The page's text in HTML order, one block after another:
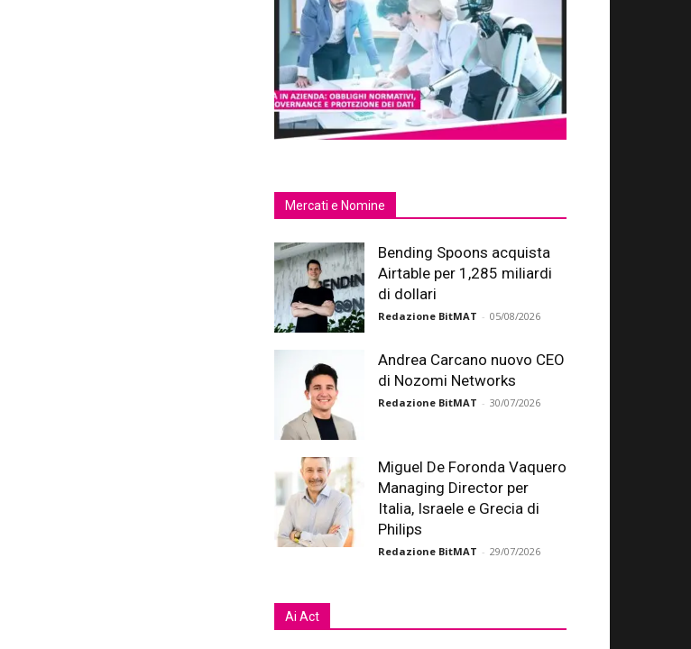
Mercati e Nomine
Bending Spoons acquista
Airtable per 1,285 miliardi
di dollari
Redazione BitMAT - 05/08/2026
Andrea Carcano nuovo CEO
di Nozomi Networks
Redazione BitMAT - 30/07/2026
Miguel De Foronda Vaquero
Managing Director per
Italia, Israele e Grecia di
Philips
Redazione BitMAT - 29/07/2026
Ai Act